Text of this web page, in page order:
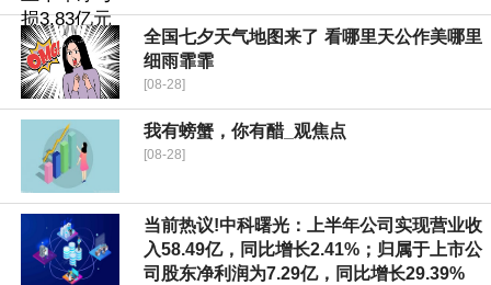
全国七夕天气地图来了 看哪里天公作美哪里
细雨霏霏
[08-28]
我有螃蟹，你有醋_观焦点
[08-28]
当前热议!中科曙光：上半年公司实现营业收
入58.49亿，同比增长2.41%；归属于上市公
司股东净利润为7.29亿，同比增长29.39%